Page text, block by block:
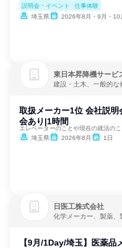
説明会・イベント
仕事体験
埼玉県
2026年8月・9月・10
東日本昇降機サービ
建設・土木、一般的な
取扱メーカー1位 会社説
会あり|1時間
埼玉県
2026年8月 1日
日医工株式会社
化学メーカー、製薬、
【9月/1Day/埼玉】医薬品